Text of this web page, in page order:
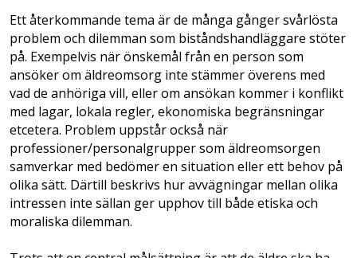
Ett återkommande tema är de många gånger svårlösta
problem och dilemman som biståndshandläggare stöter
på. Exempelvis när önskemål från en person som
ansöker om äldreomsorg inte stämmer överens med
vad de anhöriga vill, eller om ansökan kommer i konflikt
med lagar, lokala regler, ekonomiska begränsningar
etcetera. Problem uppstår också när
professioner/personalgrupper som äldreomsorgen
samverkar med bedömer en situation eller ett behov på
olika sätt. Därtill beskrivs hur avvägningar mellan olika
intressen inte sällan ger upphov till både etiska och
moraliska dilemman.